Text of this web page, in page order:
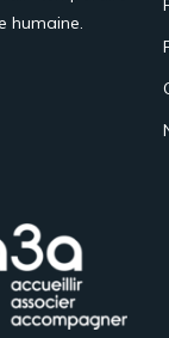
humaine.